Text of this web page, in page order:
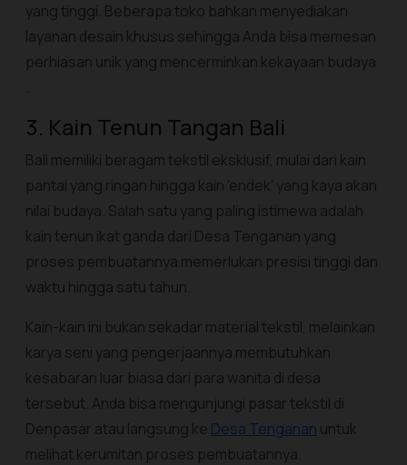
yang tinggi. Beberapa toko bahkan menyediakan
layanan desain khusus sehingga Anda bisa memesan
perhiasan unik yang mencerminkan kekayaan budaya
.
3. Kain Tenun Tangan Bali
Bali memiliki beragam tekstil eksklusif, mulai dari kain
pantai yang ringan hingga kain 'endek' yang kaya akan
nilai budaya. Salah satu yang paling istimewa adalah
kain tenun ikat ganda dari Desa Tenganan yang
proses pembuatannya memerlukan presisi tinggi dan
waktu hingga satu tahun.
Kain-kain ini bukan sekadar material tekstil, melainkan
karya seni yang pengerjaannya membutuhkan
kesabaran luar biasa dari para wanita di desa
tersebut. Anda bisa mengunjungi pasar tekstil di
Denpasar atau langsung ke Desa Tenganan untuk
melihat kerumitan proses pembuatannya.